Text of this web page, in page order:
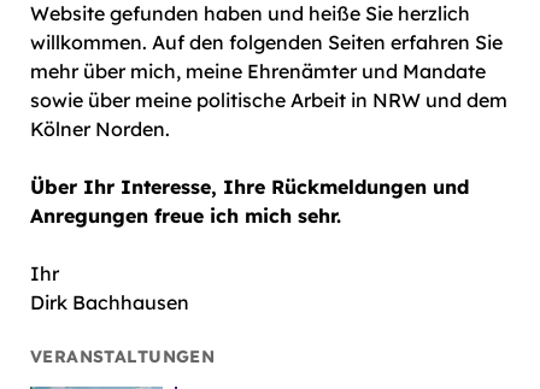
Website gefunden haben und heiße Sie herzlich
willkommen. Auf den folgenden Seiten erfahren Sie
mehr über mich, meine Ehrenämter und Mandate
sowie über meine politische Arbeit in NRW und dem
Kölner Norden.
Über Ihr Interesse, Ihre Rückmeldungen und
Anregungen freue ich mich sehr.
Ihr
Dirk Bachhausen
VERANSTALTUNGEN